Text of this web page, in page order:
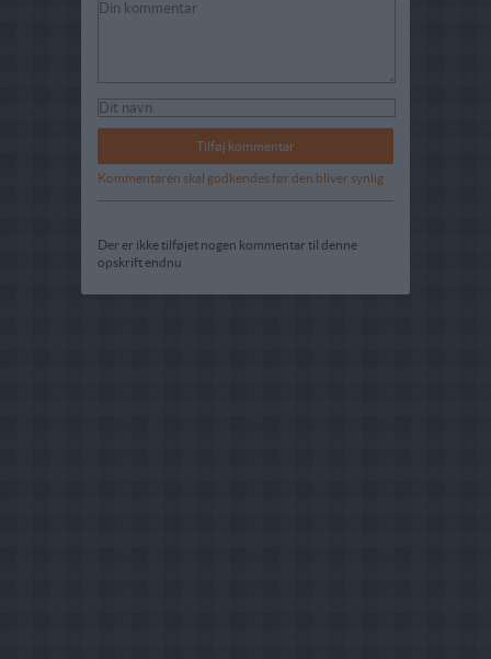
Kommentaren skal godkendes før den bliver synlig
Der er ikke tilføjet nogen kommentar til denne
opskrift endnu